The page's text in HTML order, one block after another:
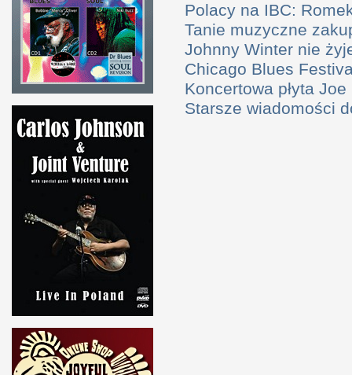
Polacy na IBC:
Tanie muzyczne
Johnny Winter nie
Chicago Blues
Koncertowa płyta
Starsze wiadomości